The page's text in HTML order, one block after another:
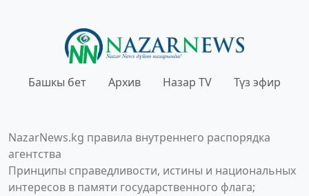
Башкы бет Архив Назар TV Түз эфир
NazarNews.kg правила внутреннего распорядка
агентства
Принципы справедливости, истины и национальных
интересов в памяти государственного флага;